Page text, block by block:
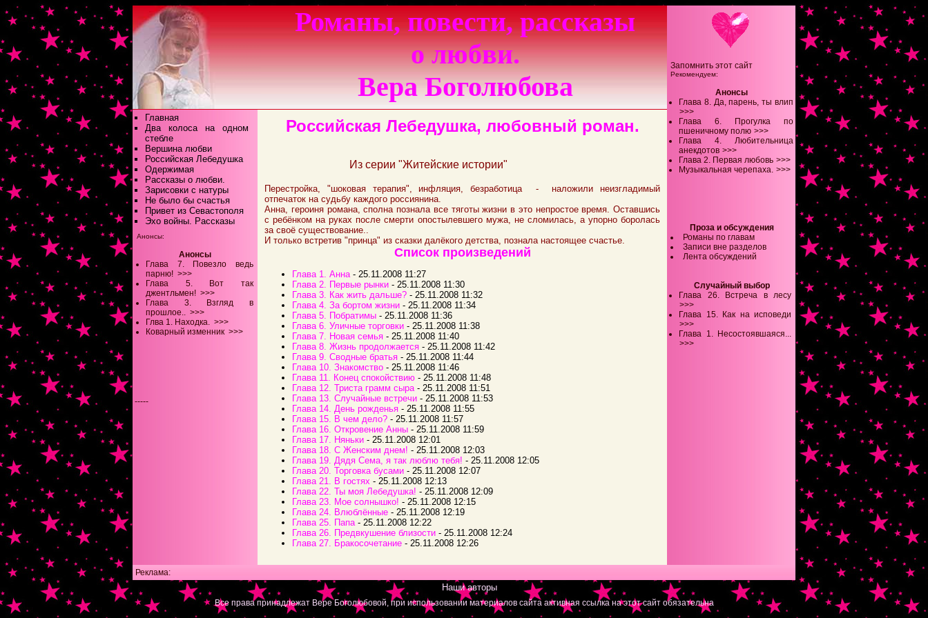
Романы, повести, рассказы
о любви.
Вера Боголюбова
Запомнить этот сайт
Рекомендуем:
Анонсы
Глава 8. Да, парень, ты влип
>>>
Глава 6. Прогулка по
пшеничному полю >>>
Глава 4. Любительница
анекдотов >>>
Глава 2. Первая любовь >>>
Музыкальная черепаха. >>>
Проза и обсуждения
Романы по главам
Записи вне разделов
Лента обсуждений
Случайный выбор
Глава 26. Встреча в лесу
>>>
Глава 15. Как на исповеди
>>>
Глава 1. Несостоявшаяся...
>>>
Главная
Два колоса на одном
стебле
Вершина любви
Российская Лебедушка
Одержимая
Рассказы о любви.
Зарисовки с натуры
Не было бы счастья
Привет из Севастополя
Эхо войны. Рассказы
Анонсы:
Анонсы
Глава 7. Повезло ведь
парню! >>>
Глава 5. Вот так
джентльмен! >>>
Глава 3. Взгляд в
прошлое.. >>>
Глва 1. Находка. >>>
Коварный изменник >>>
-----
Российская Лебедушка, любовный роман.
Из серии "Житейские истории"
Перестройка, "шоковая терапия", инфляция, безработица - наложили неизгладимый
отпечаток на судьбу каждого россиянина.
Анна, героиня романа, сполна познала все тяготы жизни в это непростое время. Оставшись
с ребёнком на руках после смерти опостылевшего мужа, не сломилась, а упорно боролась
за своё существование..
И только встретив "принца" из сказки далёкого детства, познала настоящее счастье.
Список произведений
Глава 1. Анна- 25.11.2008 11:27
Глава 2. Первые рынки - 25.11.2008 11:30
Глава 3. Как жить дальше? - 25.11.2008 11:32
Глава 4. За бортом жизни - 25.11.2008 11:34
Глава 5. Побратимы - 25.11.2008 11:36
Глава 6. Уличные торговки - 25.11.2008 11:38
Глава 7. Новая семья - 25.11.2008 11:40
Глава 8. Жизнь продолжается - 25.11.2008 11:42
Глава 9. Сводные братья - 25.11.2008 11:44
Глава 10. Знакомство - 25.11.2008 11:46
Глава 11. Конец спокойствию - 25.11.2008 11:48
Глава 12. Триста грамм сыра- 25.11.2008 11:51
Глава 13. Случайные встречи - 25.11.2008 11:53
Глава 14. День рожденья - 25.11.2008 11:55
Глава 15. В чем дело? - 25.11.2008 11:57
Глава 16. Откровение Анны - 25.11.2008 11:59
Глава 17. Няньки - 25.11.2008 12:01
Глава 18. С Женским днем! - 25.11.2008 12:03
Глава 19. Дядя Сема, я так люблю тебя! - 25.11.2008 12:05
Глава 20. Торговка бусами - 25.11.2008 12:07
Глава 21. В гостях - 25.11.2008 12:13
Глава 22. Ты моя Лебедушка! - 25.11.2008 12:09
Глава 23. Мое солнышко! - 25.11.2008 12:15
Глава 24. Влюблённые - 25.11.2008 12:19
Глава 25. Папа- 25.11.2008 12:22
Глава 26. Предвкушение близости - 25.11.2008 12:24
Глава 27. Бракосочетание - 25.11.2008 12:26
Реклама:
Наши авторы
Все права принадлежат Вере Боголюбовой, при использовании материалов сайта активная ссылка на этот сайт обязательна